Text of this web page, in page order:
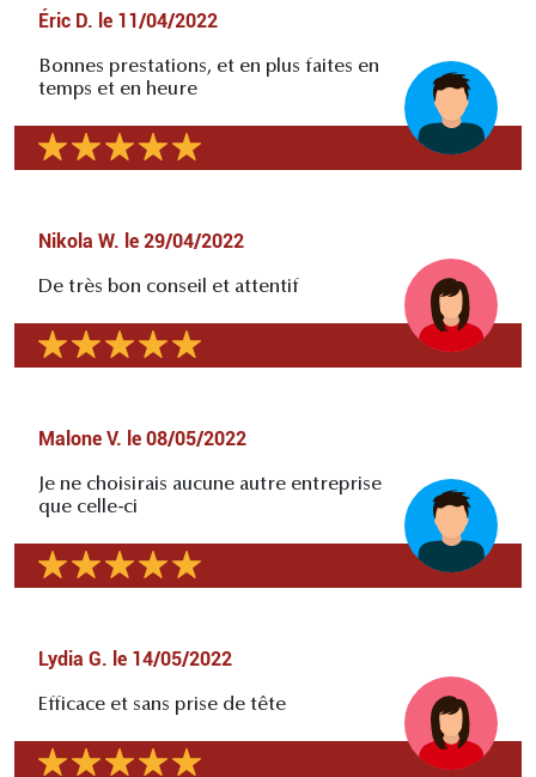
Éric D. le 11/04/2022
Bonnes prestations, et en plus faites en
temps et en heure
Nikola W. le 29/04/2022
De très bon conseil et attentif
Malone V. le 08/05/2022
Je ne choisirais aucune autre entreprise
que celle-ci
Lydia G. le 14/05/2022
Efficace et sans prise de tête